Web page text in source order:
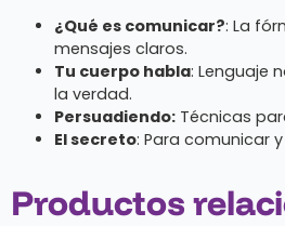
¿Qué es comunicar?: La
mensajes claros.
Tu cuerpo habla: Lenguaje
la verdad.
Persuadiendo: Técnicas
El secreto: Para comunicar
Productos